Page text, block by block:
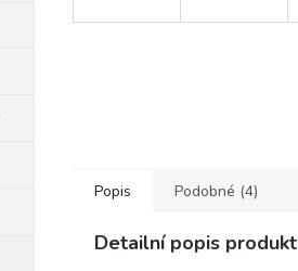
Popis Podobné (4)
Detailní popis